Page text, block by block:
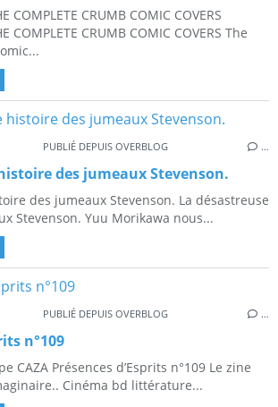
COMPLETE CRUMB COMIC COVERS
COMPLETE CRUMB COMIC COVERS The
PUBLIÉ DEPUIS OVERBLOG …
des jumeaux Stevenson.
des jumeaux Stevenson. La désastreuse
Stevenson. Yuu Morikawa nous...
PUBLIÉ DEPUIS OVERBLOG …
n°109
CAZA Présences d’Esprits n°109 Le zine
Cinéma bd littérature...